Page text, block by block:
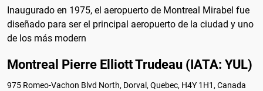
Inaugurado en 1975, el aeropuerto de Montreal Mirabel fue
diseñado para ser el principal aeropuerto de la ciudad y uno
de los más modern
Montreal Pierre Elliott Trudeau (IATA: YUL)
975 Romeo-Vachon Blvd North, Dorval, Quebec, H4Y 1H1, Canada